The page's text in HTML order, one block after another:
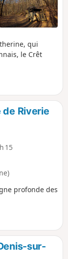
qui
le Crêt
Riverie
15
profonde des
sur-